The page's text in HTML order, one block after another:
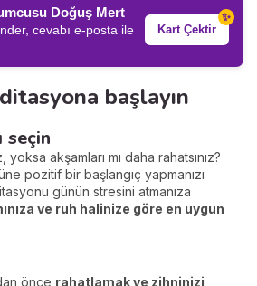
Doğuş Mert
cevabı e-posta ile
Kart Çektir
✨
başlayın
seçin
yoksa akşamları mı daha rahatsınız?
pozitif bir başlangıç yapmanızı
günün stresini atmanıza
ve ruh halinize göre en uygun
önce rahatlamak ve zihninizi